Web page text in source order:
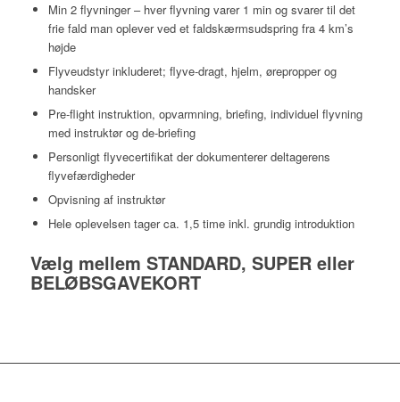
Min 2 flyvninger – hver flyvning varer 1 min og svarer til det
frie fald man oplever ved et faldskærmsudspring fra 4 km’s
højde
Flyveudstyr inkluderet; flyve-dragt, hjelm, ørepropper og
handsker
Pre-flight instruktion, opvarmning, briefing, individuel flyvning
med instruktør og de-briefing
Personligt flyvecertifikat der dokumenterer deltagerens
flyvefærdigheder
Opvisning af instruktør
Hele oplevelsen tager ca. 1,5 time inkl. grundig introduktion
Vælg mellem STANDARD, SUPER eller
BELØBSGAVEKORT